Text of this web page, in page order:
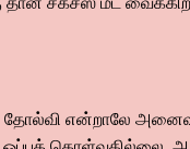
என்றாலே